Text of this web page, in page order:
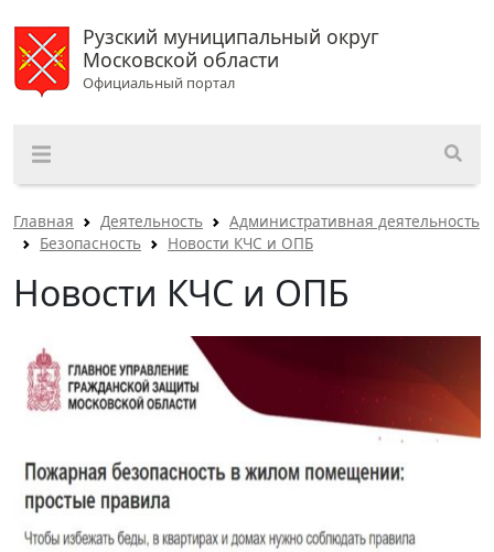
Рузский муниципальный округ
Московской области
Официальный портал
Главная Деятельность
Административная деятельность
Безопасность
Новости КЧС и ОПБ
Новости КЧС и ОПБ